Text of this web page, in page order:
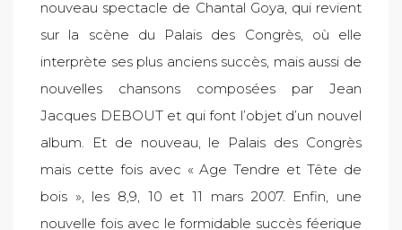
nouveau spectacle de Chantal Goya, qui revient
sur la scène du Palais des Congrès, où elle
interprète ses plus anciens succès, mais aussi de
nouvelles chansons composées par Jean
Jacques DEBOUT et qui font l’objet d’un nouvel
album. Et de nouveau, le Palais des Congrès
mais cette fois avec « Age Tendre et Tête de
bois », les 8,9, 10 et 11 mars 2007. Enfin, une
nouvelle fois avec le formidable succès féerique